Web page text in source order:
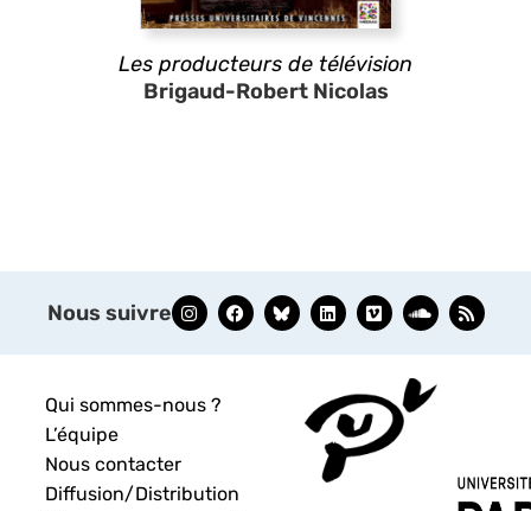
Les producteurs de télévision
Brigaud-Robert Nicolas
Nous suivre
Qui sommes-nous ?
L’équipe
Nous contacter
Diffusion/Distribution